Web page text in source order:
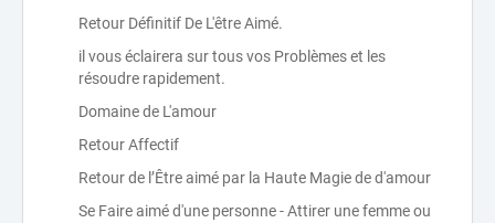
Retour Définitif De L'être Aimé.
il vous éclairera sur tous vos Problèmes et les
résoudre rapidement.
Domaine de L'amour
Retour Affectif
Retour de l’Être aimé par la Haute Magie de d'amour
Se Faire aimé d'une personne - Attirer une femme ou